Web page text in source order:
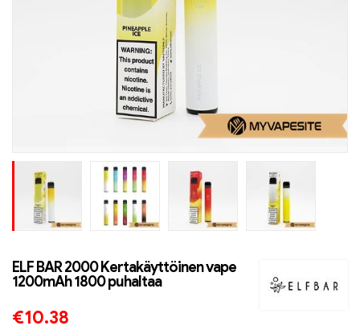
ELF BAR 2000 Kertakäyttöinen vape
1200mAh 1800 puhaltaa
€10.38